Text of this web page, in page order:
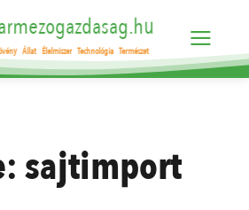
Állat Élelmiszer Technológia Természet
sajtimport